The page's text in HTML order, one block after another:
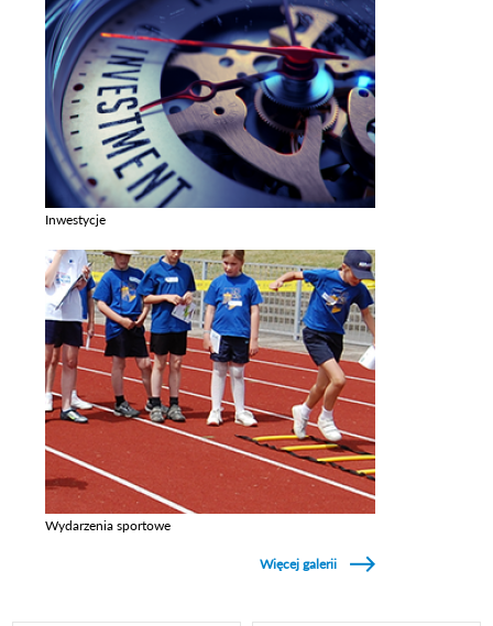
Inwestycje
Wydarzenia sportowe
Więcej galerii